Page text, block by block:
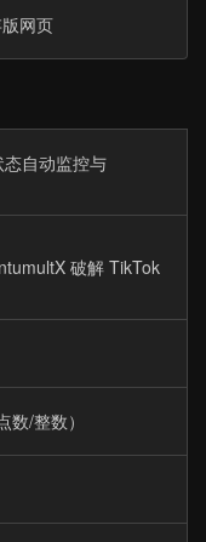
网页
自动监控与
破解 TikTok
/整数）